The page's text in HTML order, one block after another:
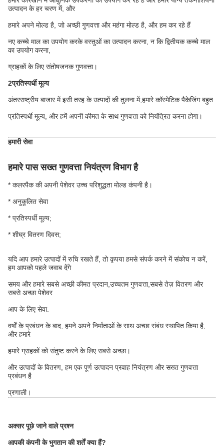
उत्पादन के हर चरण में, और
हमारे अपने मोल्ड है, जो अच्छी गुणवत्ता और महंगा मोल्ड है, और हम कर रहे हैं
नए कच्चे माल का उपयोग करके वस्तुओं का उत्पादन करना, न कि द्वितीयक कच्चे माल
का उपयोग करना,
ग्राहकों के लिए संतोषजनक गुणवत्ता।
2प्रतिस्पर्धी मूल्य
अंतरराष्ट्रीय बाजार में इसी तरह के उत्पादों की तुलना में,हमारे कॉस्मेटिक पैकेजिंग बहुत
प्रतिस्पर्धी मूल्य, और हमें अपनी कीमत के साथ गुणवत्ता को नियंत्रित करना होगा।
हमारी सेवा
हमारे पास सख्त गुणवत्ता नियंत्रण विभाग है
* कलरपैक की अपनी पेशेवर उच्च परिशुद्धता मोल्ड कंपनी है।
* अनुकूलित सेवा
* प्रतिस्पर्धी मूल्य;
* शीघ्र वितरण दिवस;
यदि आप हमारे उत्पादों में रुचि रखते हैं, तो कृपया हमसे संपर्क करने में संकोच न करें,
हम आपको पहले जवाब देंगे
समय और हमारे सबसे अच्छी कीमत प्रदान,उच्चतम गुणवत्ता,सबसे तेज़ वितरण और
सबसे अच्छा पेशेवर
आप के लिए सेवा.
वर्षों के प्रबंधन के बाद, हमने अपने निर्माताओं के साथ अच्छा संबंध स्थापित किया है,
और हमारे
हमारे ग्राहकों को संतुष्ट करने के लिए सबसे अच्छा।
और उत्पादों के वितरण, हम एक पूर्ण उत्पादन प्रवाह नियंत्रण और सख्त गुणवत्ता
प्रबंधन है
प्रणाली।
अक्सर पूछे जाने वाले प्रश्न
आपकी कंपनी के भुगतान की शर्तें क्या हैं?